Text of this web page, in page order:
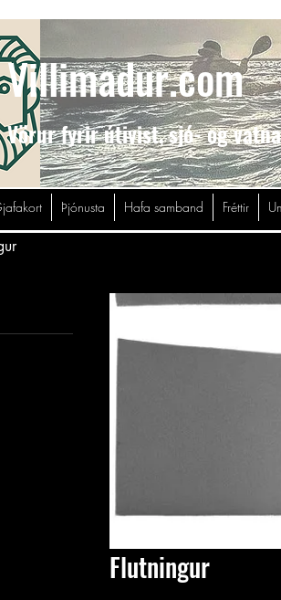
Villimadur.com
Vörur fyrir útivist,sjó- og
Þjónusta Hafa samband Fréttir
Flutningur